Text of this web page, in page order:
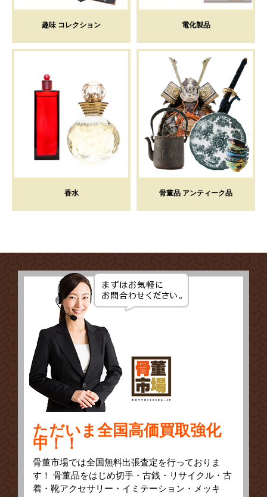
趣味 コレクション 電化製品
香水 骨董品 アンティーク品
ただいま全国高価買取強化
中！！
骨董市場では全国無料出張査定を行っておりま
す！ 骨董品をはじめ切手・古銭・リサイクル・古
着・靴アクセサリー・イミテーション・メッキ